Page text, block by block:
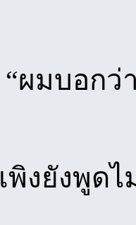
“ผมบอกว่
เพิงยังพูด